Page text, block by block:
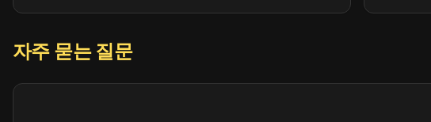
자주 묻는 질문